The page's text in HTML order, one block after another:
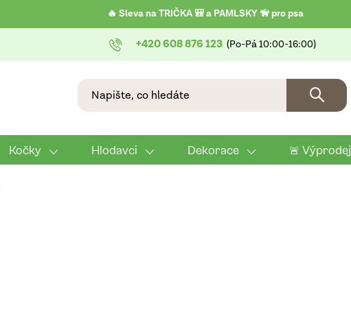
🔥 Sleva na TRIČKA 🎒 a PAMLSKY 🦮 pro psa
+420 608 876 123
Kočky Hlodavci Dekorace 🚨 Výprodej